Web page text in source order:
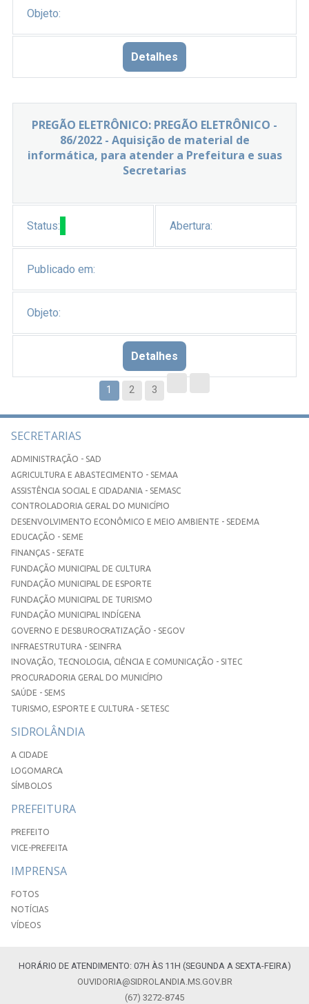
Objeto:
Detalhes
PREGÃO ELETRÔNICO: PREGÃO ELETRÔNICO -
86/2022 - Aquisição de material de
informática, para atender a Prefeitura e suas
Secretarias
Status: Abertura:
Publicado em:
Objeto:
Detalhes
1 2 3
SECRETARIAS
ADMINISTRAÇÃO - SAD
AGRICULTURA E ABASTECIMENTO - SEMAA
ASSISTÊNCIA SOCIAL E CIDADANIA - SEMASC
CONTROLADORIA GERAL DO MUNICÍPIO
DESENVOLVIMENTO ECONÔMICO E MEIO AMBIENTE - SEDEMA
EDUCAÇÃO - SEME
FINANÇAS - SEFATE
FUNDAÇÃO MUNICIPAL DE CULTURA
FUNDAÇÃO MUNICIPAL DE ESPORTE
FUNDAÇÃO MUNICIPAL DE TURISMO
FUNDAÇÃO MUNICIPAL INDÍGENA
GOVERNO E DESBUROCRATIZAÇÃO - SEGOV
INFRAESTRUTURA - SEINFRA
INOVAÇÃO, TECNOLOGIA, CIÊNCIA E COMUNICAÇÃO - SITEC
PROCURADORIA GERAL DO MUNICÍPIO
SAÚDE - SEMS
TURISMO, ESPORTE E CULTURA - SETESC
SIDROLÂNDIA
A CIDADE
LOGOMARCA
SÍMBOLOS
PREFEITURA
PREFEITO
VICE-PREFEITA
IMPRENSA
FOTOS
NOTÍCIAS
VÍDEOS
HORÁRIO DE ATENDIMENTO: 07H ÀS 11H (SEGUNDA A SEXTA-FEIRA)
OUVIDORIA@SIDROLANDIA.MS.GOV.BR
(67) 3272-8745